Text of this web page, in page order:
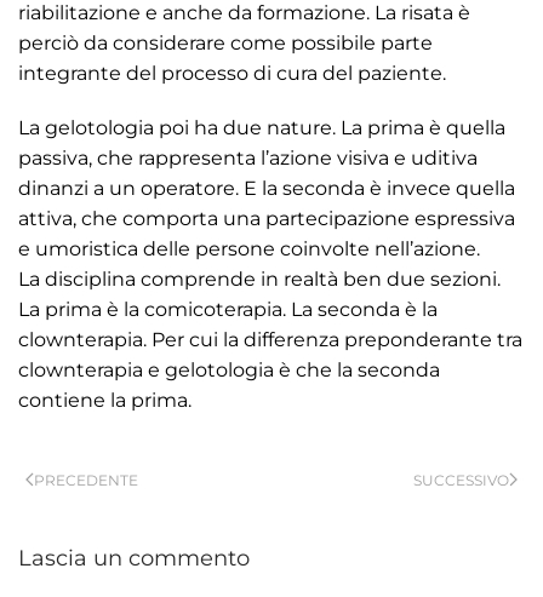
riabilitazione e anche da formazione. La risata è
perciò da considerare come possibile parte
integrante del processo di cura del paziente.
La gelotologia poi ha due nature. La prima è quella
passiva, che rappresenta l’azione visiva e uditiva
dinanzi a un operatore. E la seconda è invece quella
attiva, che comporta una partecipazione espressiva
e umoristica delle persone coinvolte nell’azione.
La disciplina comprende in realtà ben due sezioni.
La prima è la comicoterapia. La seconda è la
clownterapia. Per cui la differenza preponderante tra
clownterapia e gelotologia è che la seconda
contiene la prima.
PRECEDENTE SUCCESSIVO
Lascia un commento